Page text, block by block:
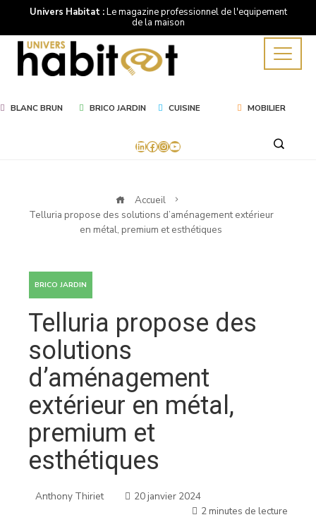
Univers Habitat :Le magazine professionnel de l'equipement
de la maison
BLANC BRUN BRICO JARDIN CUISINE MOBILIER
LinkedIn
Facebook
Instagram
YouTube
Accueil
Telluria propose des solutions d’aménagement extérieur
en métal, premium et esthétiques
BRICO JARDIN
Telluria propose des
solutions
d’aménagement
extérieur en métal,
premium et
esthétiques
Anthony Thiriet
20 janvier 2024
2 minutes de lecture